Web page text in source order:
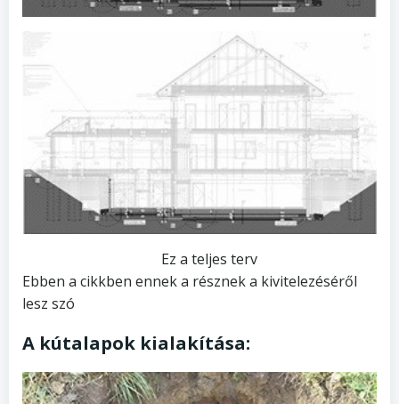
Ez a teljes terv
Ebben a cikkben ennek a résznek a kivitelezéséről
lesz szó
A kútalapok kialakítása: